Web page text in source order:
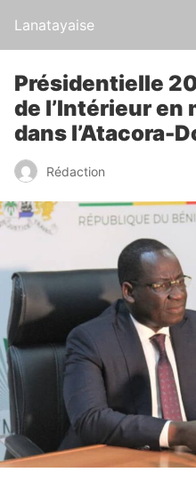
Lanatayaise
Présidentielle
de l’Intérieur en
dans l’Atacora-
Rédaction